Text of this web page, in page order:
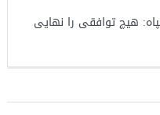
هیچ توافقی را نهایی